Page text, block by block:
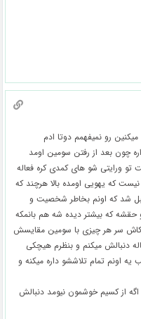
رو نمیفهمم دوتا ادم
چون بعد از رفتن سومین اومد
ورایتی شو های کمدی کره فعاله
که یهویی اومده بالا هرچند که
شد که اونم بخاطر شخصیت و
حقشه که بیشتر دیده شه هم بانمکه
کاش سر هر چیزی با سومین مقایسش
دنبالش میکنم و بنظرم هیچکی
اونم تمام تلاششو داره میکنه و
از کسیم خوشمون نیومد دنبالش